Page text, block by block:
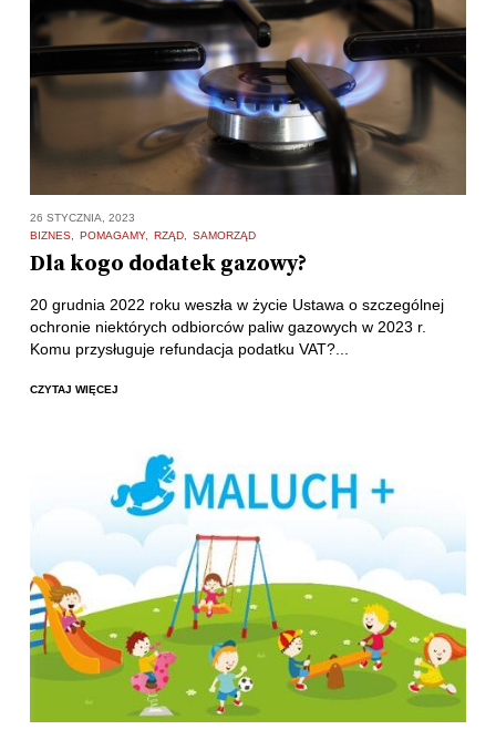
26 STYCZNIA, 2023
BIZNES
POMAGAMY RZĄD SAMORZĄD
Dla kogo dodatek gazowy?
20 grudnia 2022 roku weszła w życie Ustawa o szczególnej
ochronie niektórych odbiorców paliw gazowych w 2023 r.
Komu przysługuje refundacja podatku VAT?...
CZYTAJ WIĘCEJ